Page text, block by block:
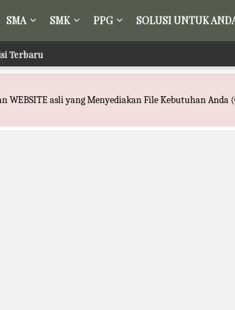
SMA SMK PPG SOLUSI UNTUK
Terbaru
asli yang Menyediakan File Kebutuhan Anda